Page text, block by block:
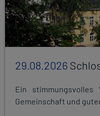
29.08.2026
Ein stimmungsvolles
Gemeinschaft und